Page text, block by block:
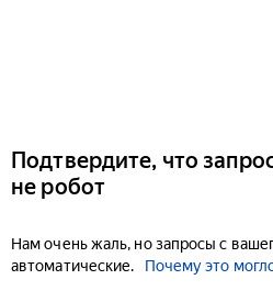
Подтвердите, что
не робот
Нам очень жаль, но запросы с
автоматические.
Почему это